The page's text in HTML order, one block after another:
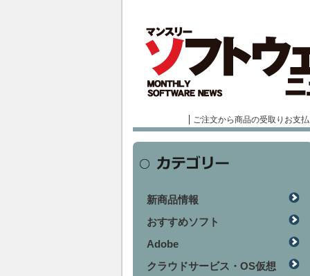
ご注文から商品の受取りお支
新商品情報
おすすめソフト
Adobe
クラウドサービス・OS仮想